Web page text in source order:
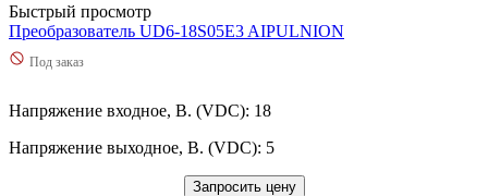
Быстрый просмотр
Преобразователь UD6-18S05E3 AIPULNION
Под заказ
Напряжение входное, В. (VDC): 18
Напряжение выходное, В. (VDC): 5
Запросить цену